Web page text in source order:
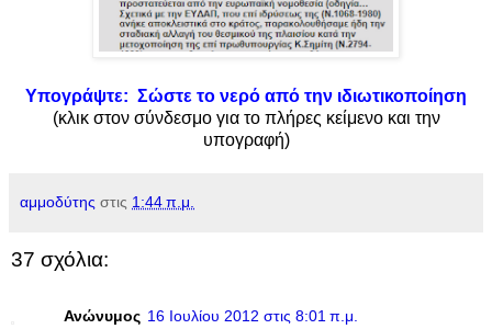
Υπογράψτε: Σώστε το νερό από την ιδιωτικοποίηση
(κλικ στον σύνδεσμο για το πλήρες κείμενο και την
υπογραφή)
αμμοδύτης στις 1:44 π.μ.
37 σχόλια:
Ανώνυμος 16 Ιουλίου 2012 στις 8:01 π.μ.